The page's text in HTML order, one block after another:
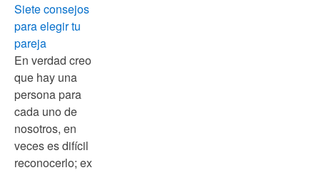
Siete consejos
para elegir tu
pareja
En verdad creo
que hay una
persona para
cada uno de
nosotros, en
veces es difícil
reconocerlo; ex